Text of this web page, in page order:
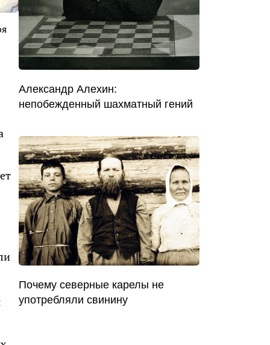
Александр Алехин:
непобежденный шахматный гений
Почему северные карелы не
употребляли свинину